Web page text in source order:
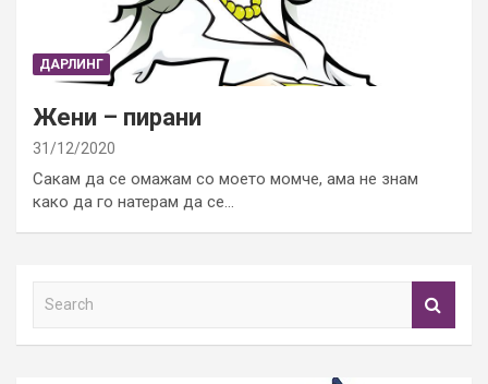
ДАРЛИНГ
Жени – пирани
31/12/2020
Сакам да се омажам со моето момче, ама не знам
како да го натерам да се…